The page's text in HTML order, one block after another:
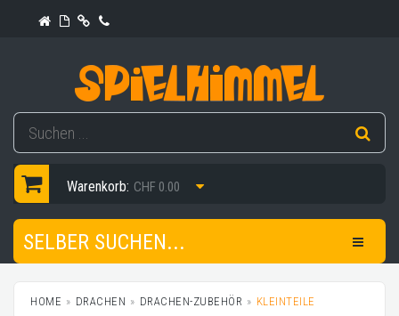
Warenkorb: CHF 0.00
SELBER SUCHEN...
HOME DRACHEN DRACHEN-ZUBEHÖR KLEINTEILE